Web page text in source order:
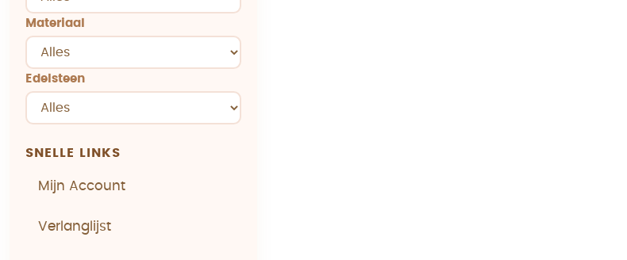
Materiaal
Edelsteen
SNELLE LINKS
Mijn Account
Verlanglijst